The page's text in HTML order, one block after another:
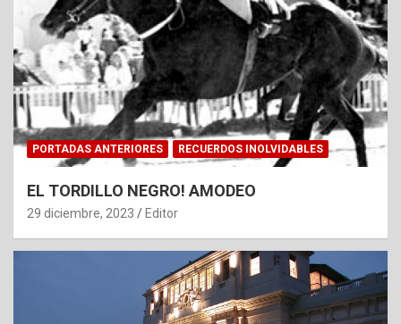
PORTADAS ANTERIORES RECUERDOS INOLVIDABLES
EL TORDILLO NEGRO! AMODEO
29 diciembre, 2023 Editor